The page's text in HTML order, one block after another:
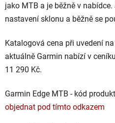
jako MTB a je běžně v
nastavení sklonu a běžně se
Katalogová cena při uvedení
aktuálně Garmin nabízí v
11 290 Kč.
Garmin Edge MTB - kód
objednat pod tímto odkazem